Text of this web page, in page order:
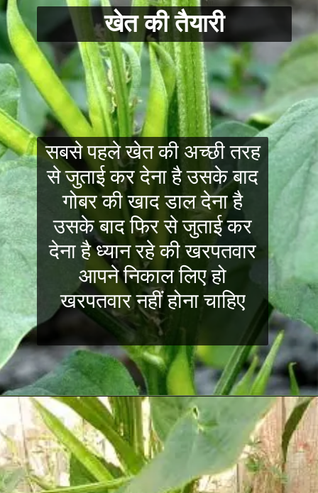
खेत की तैयारी
सबसे पहले खेत की अच्छी तरह
से जुताई कर देना है उसके बाद
गोबर की खाद डाल देना है
उसके बाद फिर से जुताई कर
देना है ध्यान रहे की खरपतवार
आपने निकाल लिए हो
खरपतवार नहीं होना चाहिए